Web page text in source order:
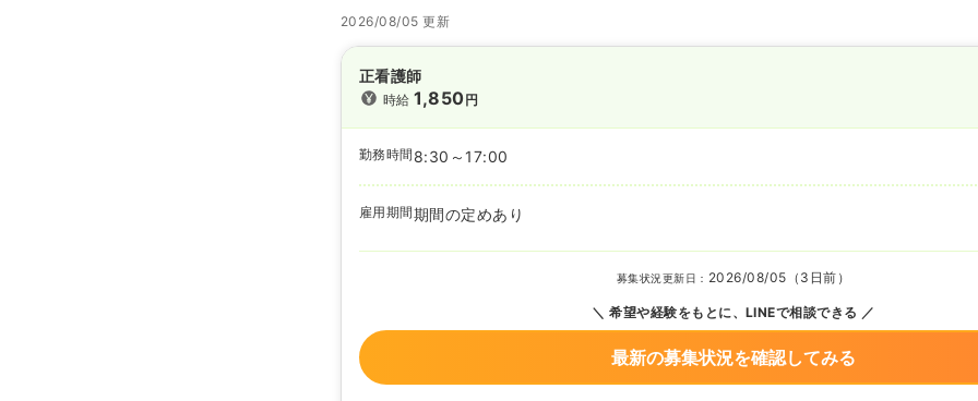
2026/08/05 更新
正看護師
時給1,850円
勤務時間 8:30～17:00
雇用期間期間の定めあり
募集状況更新日： 2026/08/05（3日前）
希望や経験をもとに、LINEで相談できる
最新の募集状況を確認してみる